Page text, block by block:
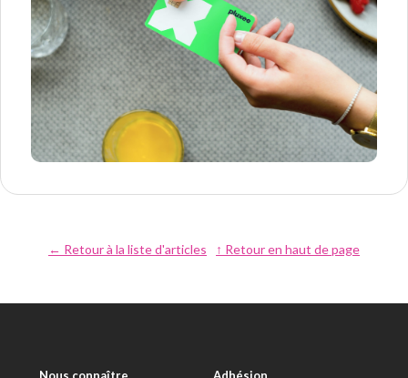
← Retour à la liste d'articles ↑ Retour en haut de page
Nous connaître Adhésion